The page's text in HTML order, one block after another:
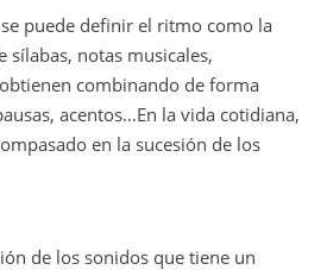
puede definir el ritmo como la
sílabas, notas musicales,
combinando de forma
acentos…En la vida cotidiana,
en la sucesión de los
de los sonidos que tiene un